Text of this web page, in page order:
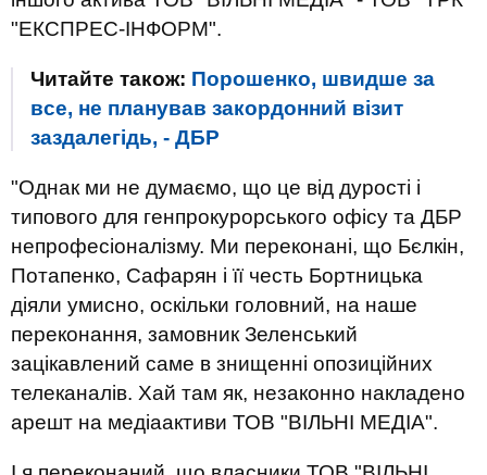
"ЕКСПРЕС-ІНФОРМ".
Читайте також: Порошенко, швидше за
все, не планував закордонний візит
заздалегідь, - ДБР
"Однак ми не думаємо, що це від дурості і
типового для генпрокурорського офісу та ДБР
непрофесіоналізму. Ми переконані, що Бєлкін,
Потапенко, Сафарян і її честь Бортницька
діяли умисно, оскільки головний, на наше
переконання, замовник Зеленський
зацікавлений саме в знищенні опозиційних
телеканалів. Хай там як, незаконно накладено
арешт на медіаактиви ТОВ "ВІЛЬНІ МЕДІА".